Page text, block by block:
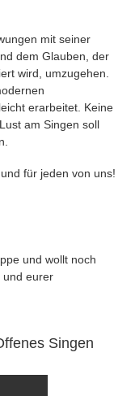
mit seiner
dem Glauben, der
wird, umzugehen.
erarbeitet. Keine
am Singen soll
für jeden von uns!
und wollt noch
und eurer
Singen